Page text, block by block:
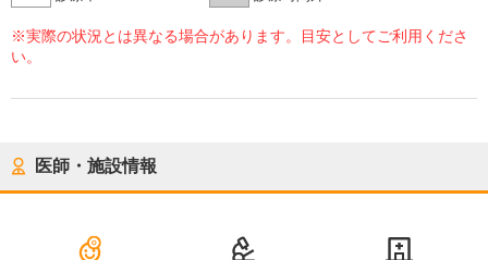
※実際の状況とは異なる場合があります。目安としてご利用くださ
い。
医師・施設情報